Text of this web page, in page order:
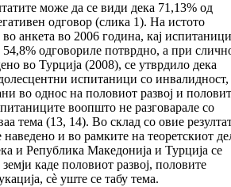
може да се види дека 71,13% од
одговор (слика 1). На истото
анкета во 2006 година, кај
54,8% одговориле потврдно, а при
во Турција (2008), се утврдило дека
испитаници со инвалидност,
во однос на половиот развој и
воопшто не разговарале со
тема (13, 14). Во склад со овие
и во рамките на теоретскиот
и Република Македонија и Турција се
каде половиот развој, половите
сè уште се табу тема.